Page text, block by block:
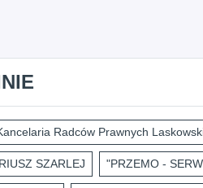
Radców Prawnych
SZARLEJ "PRZEMO -